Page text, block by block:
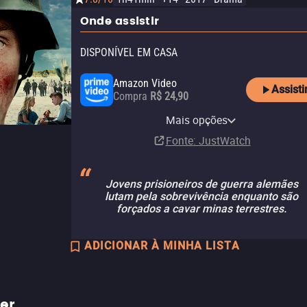
Onde assistir
DISPONÍVEL EM CASA
Amazon Video
Compra R$ 24,90
Apple TV Store
R$ 24,90
YouTube
Claro video
R$ 6,90
Mais opções
Fonte: JustWatch
Jovens prisioneiros de guerra alemães
lutam pela sobrevivência enquanto são
forçados a cavar minas terrestres.
ADICIONAR À MINHA LISTA